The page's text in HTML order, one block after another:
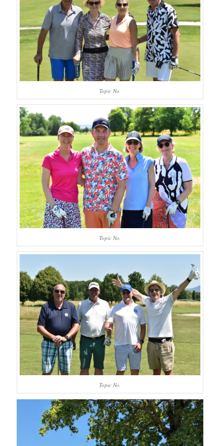
Topic No.
Topic No.
Topic No.